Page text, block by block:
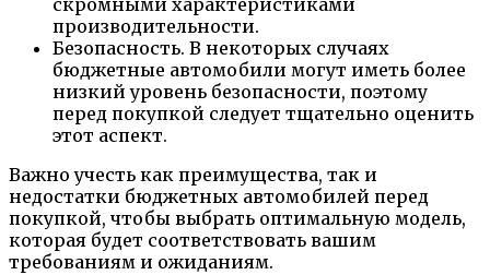
скромными характеристиками
производительности.
Безопасность. В некоторых случаях
бюджетные автомобили могут иметь более
низкий уровень безопасности, поэтому
перед покупкой следует тщательно оценить
этот аспект.
Важно учесть как преимущества, так и
недостатки бюджетных автомобилей перед
покупкой, чтобы выбрать оптимальную модель,
которая будет соответствовать вашим
требованиям и ожиданиям.